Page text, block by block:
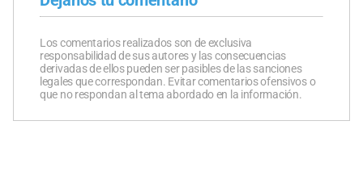
Los comentarios realizados son de exclusiva
responsabilidad de sus autores y las consecuencias
derivadas de ellos pueden ser pasibles de las sanciones
legales que correspondan. Evitar comentarios ofensivos o
que no respondan al tema abordado en la información.